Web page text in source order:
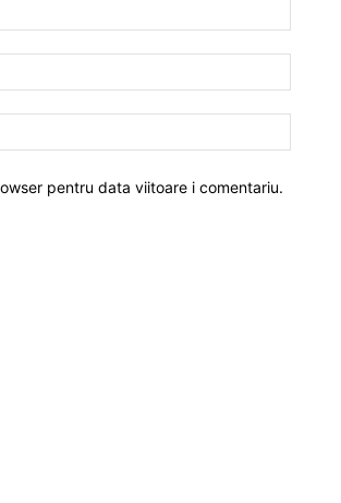
pentru data viitoare i comentariu.